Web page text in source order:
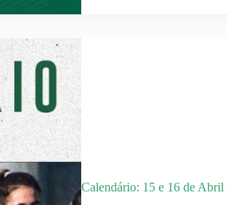
Calendário: 15 e 16 de Abril